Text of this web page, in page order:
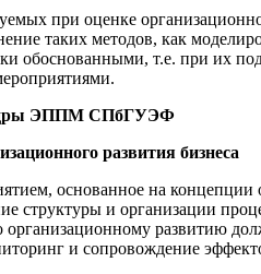
при оценке
таких методов, как
обоснованными, т.е. при их
ЭППМ СПбГУЭФ
развития бизнеса
основанное на концепции
структуры и организации
развитию
и сопровождение